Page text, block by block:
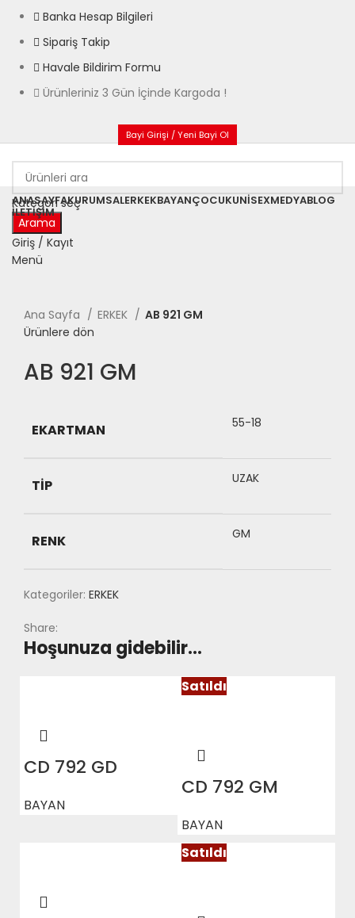
Banka Hesap Bilgileri
Sipariş Takip
Havale Bildirim Formu
Ürünleriniz 3 Gün İçinde Kargoda !
Bayi Girişi / Yeni Bayi Ol
Kategori seç
Arama
Giriş / Kayıt
Menü
ANASAYFAKURUMSALERKEKBAYANÇOCUKUNISEXMEDYABLOG
İLETIŞIM
Büyütmek için tıklayın
Ana Sayfa ERKEK
AB 921 GM
Ürünlere dön
AB 921 GM
EKARTMAN 55-18
TIP UZAK
RENK GM
Kategoriler: ERKEK
Share:
Hoşunuza gidebilir…
CD 792 GD
BAYAN
Satıldı
CD 792 GM
BAYAN
Satıldı